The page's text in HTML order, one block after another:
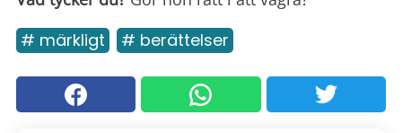
# märkligt # berättelser